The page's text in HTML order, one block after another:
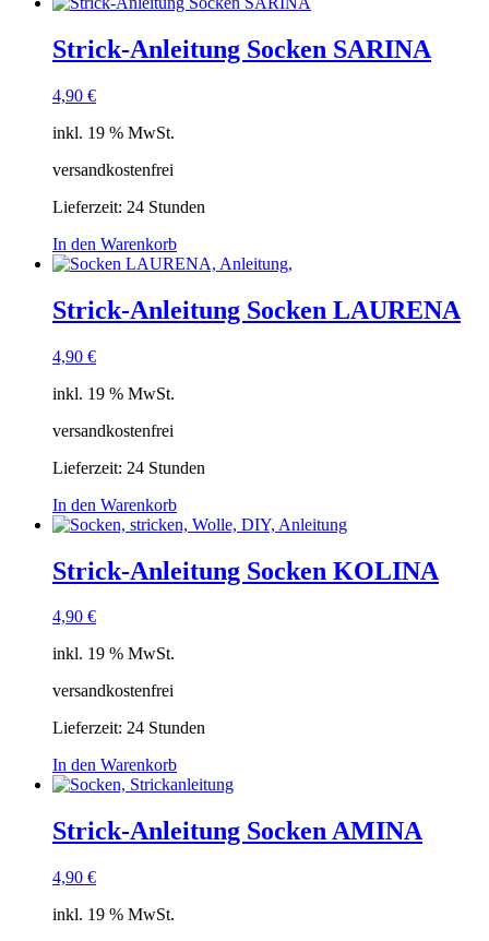
Strick-Anleitung Socken SARINA
4,90 €
inkl. 19 % MwSt.
versandkostenfrei
Lieferzeit: 24 Stunden
In den Warenkorb
Strick-Anleitung Socken LAURENA
4,90 €
inkl. 19 % MwSt.
versandkostenfrei
Lieferzeit: 24 Stunden
In den Warenkorb
Strick-Anleitung Socken KOLINA
4,90 €
inkl. 19 % MwSt.
versandkostenfrei
Lieferzeit: 24 Stunden
In den Warenkorb
Strick-Anleitung Socken AMINA
4,90 €
inkl. 19 % MwSt.